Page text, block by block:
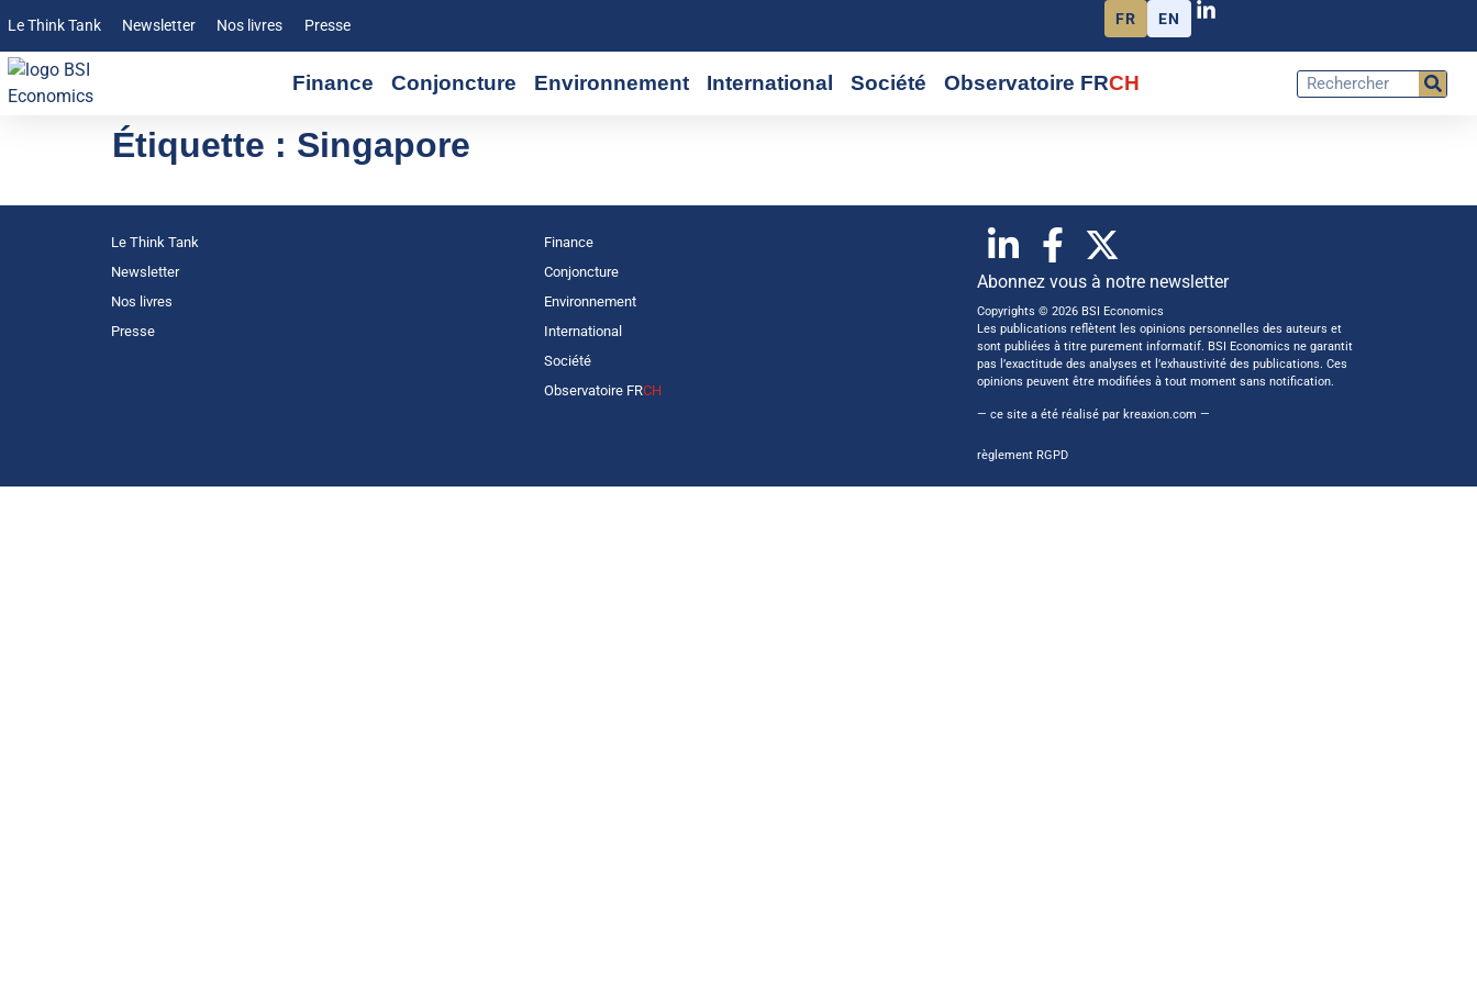
Le Think Tank Newsletter Nos livres Presse FR EN
Finance Conjoncture Environnement International Société Observatoire FRCH
Étiquette : Singapore
Le Think Tank
Newsletter
Nos livres
Presse
Finance
Conjoncture
Environnement
International
Société
Observatoire FRCH
Abonnez vous à notre newsletter
Copyrights © 2026 BSI Economics
Les publications reflètent les opinions personnelles des auteurs et
sont publiées à titre purement informatif. BSI Economics ne garantit
pas l’exactitude des analyses et l’exhaustivité des publications. Ces
opinions peuvent être modifiées à tout moment sans notification.
— ce site a été réalisé par kreaxion.com —
règlement RGPD